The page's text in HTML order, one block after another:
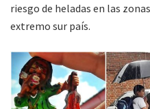
riesgo de heladas en las
extremo sur país.